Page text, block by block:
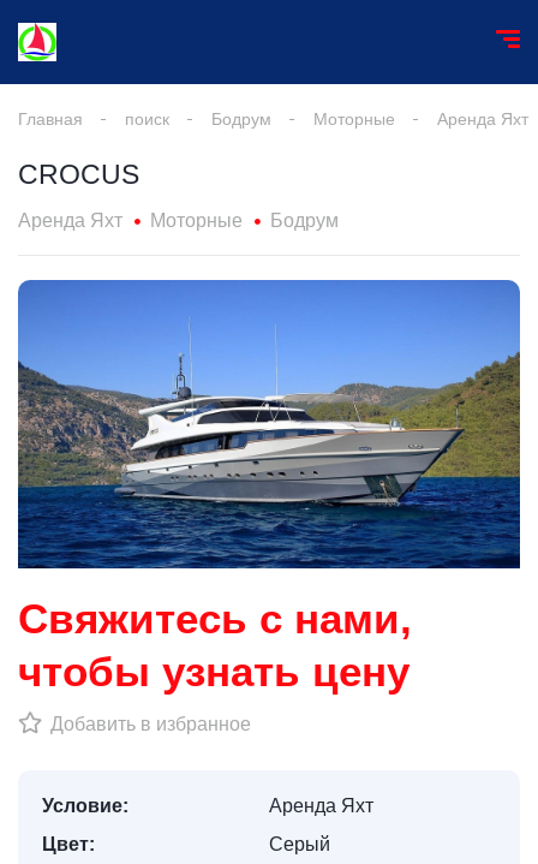
Главная поиск Бодрум Моторные Аренда Яхт
CROCUS
Аренда Яхт Моторные Бодрум
Свяжитесь с нами,
чтобы узнать цену
Добавить в избранное
Условие:
Аренда Яхт
Цвет:
Серый